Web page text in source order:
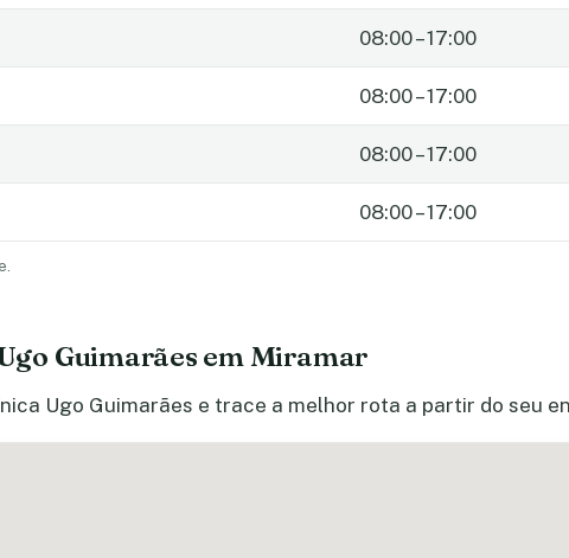
08:00 – 17:00
08:00 – 17:00
08:00 – 17:00
08:00 – 17:00
Guimarães em Miramar
Ugo Guimarães e trace a melhor rota a partir do seu